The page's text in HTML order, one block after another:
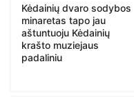
Kėdainių dvaro sodybos
minaretas tapo jau
aštuntuoju Kėdainių
krašto muziejaus
padaliniu